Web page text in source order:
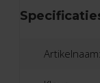
Artikelnaam: